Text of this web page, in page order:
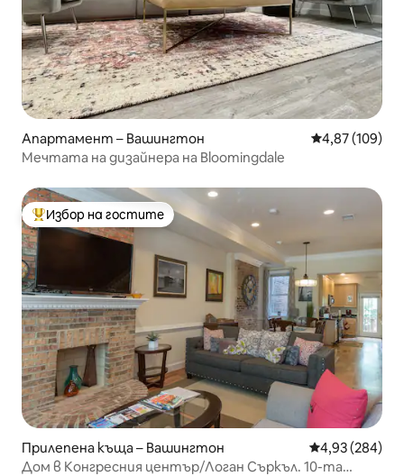
Апартамент – Вашингтон Средна
4,87 (109)
Мечтата на дизайнера на Bloomingdale
Най-популярен избор на гостите
Избор на гостите
Прилепена къща – Вашингтон Средна
4,93 (284)
Дом в Конгресния център/Логан Съркъл. 10-та